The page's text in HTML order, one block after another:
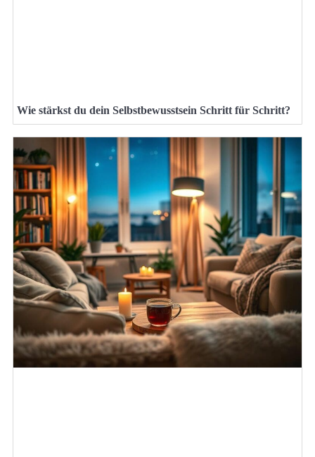
Wie stärkst du dein Selbstbewusstsein Schritt für Schritt?